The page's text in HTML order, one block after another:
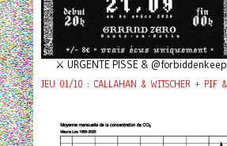
⚔️ URGENTE PISSE &
JEU 01/10 : CALLAHAN & WITSCHER + PIF &